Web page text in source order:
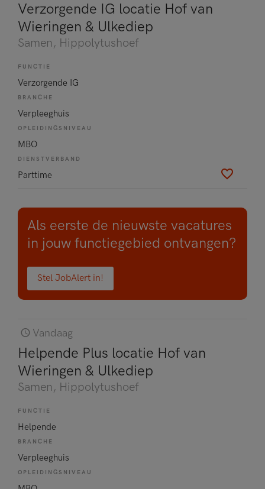
Verzorgende IG locatie Hof van
Wieringen & Ulkediep
Samen, Hippolytushoef
FUNCTIE
Verzorgende IG
BRANCHE
Verpleeghuis
OPLEIDINGSNIVEAU
MBO
DIENSTVERBAND
Parttime
Als eerste de nieuwste vacatures
in jouw functiegebied ontvangen?
Stel JobAlert in!
Vandaag
Helpende Plus locatie Hof van
Wieringen & Ulkediep
Samen, Hippolytushoef
FUNCTIE
Helpende
BRANCHE
Verpleeghuis
OPLEIDINGSNIVEAU